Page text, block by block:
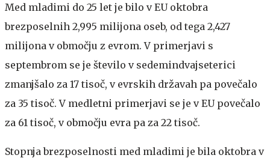
Med mladimi do 25 let je bilo v EU oktobra
brezposelnih 2,995 milijona oseb, od tega 2,427
milijona v območju z evrom. V primerjavi s
septembrom se je število v sedemindvajseterici
zmanjšalo za 17 tisoč, v evrskih državah pa povečalo
za 35 tisoč. V medletni primerjavi se je v EU povečalo
za 61 tisoč, v območju evra pa za 22 tisoč.
Stopnja brezposelnosti med mladimi je bila oktobra v